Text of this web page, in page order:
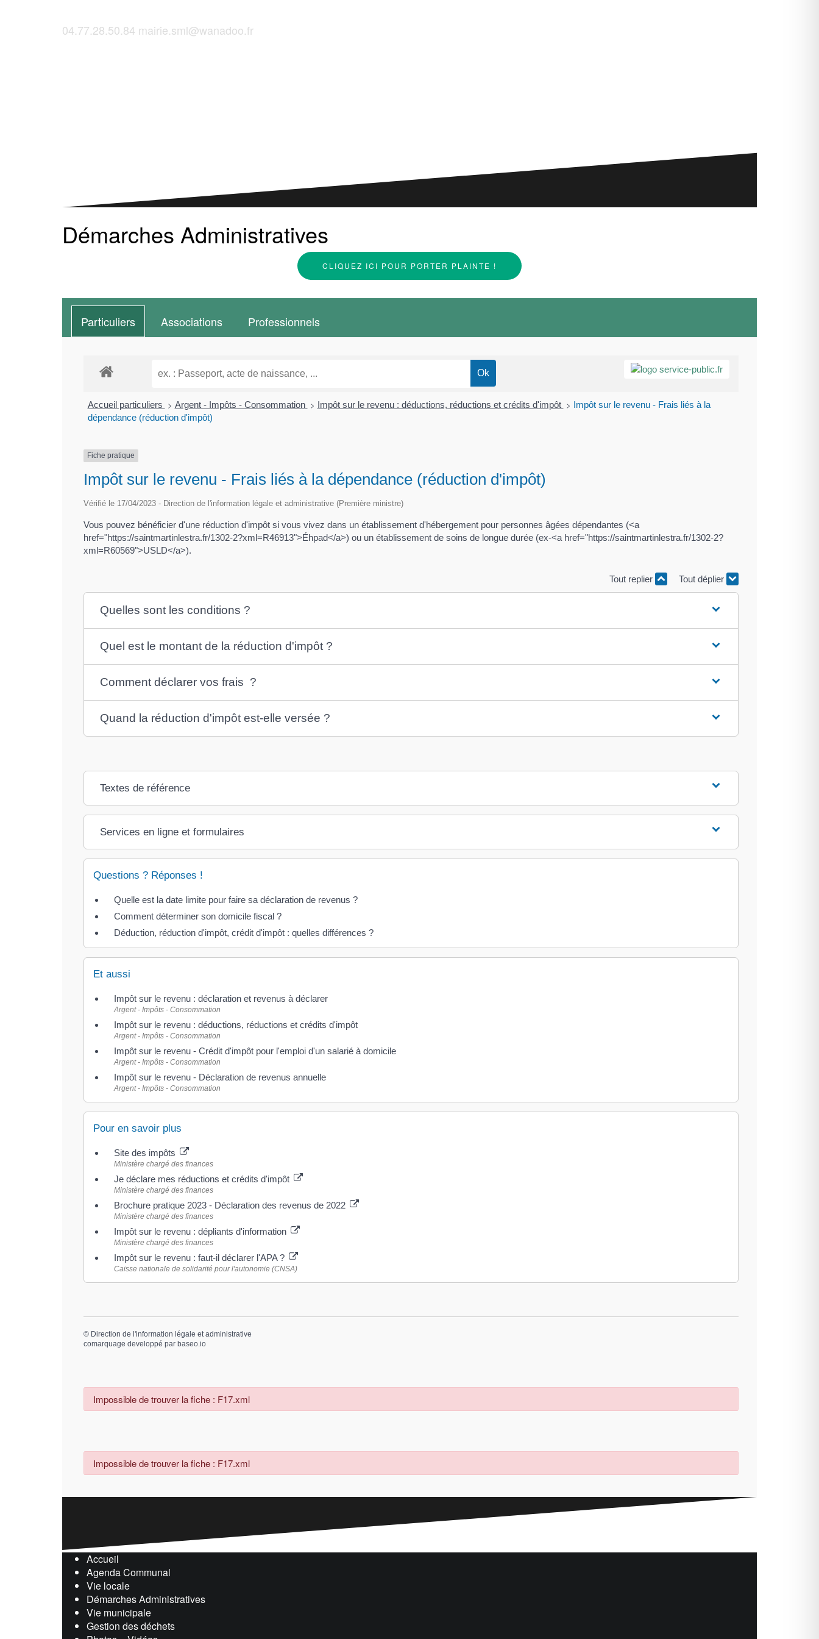
04.77.28.50.84 mairie.sml@wanadoo.fr
Démarches Administratives
CLIQUEZ ICI POUR PORTER PLAINTE !
Particuliers Associations Professionnels
Accueil particuliers > Argent - Impôts - Consommation > Impôt sur le revenu : déductions, réductions et crédits d'impôt > Impôt sur le revenu - Frais liés à la
dépendance (réduction d'impôt)
Fiche pratique
Impôt sur le revenu - Frais liés à la dépendance (réduction d'impôt)
Vérifié le 17/04/2023 - Direction de l'information légale et administrative (Première ministre)
Vous pouvez bénéficier d'une réduction d'impôt si vous vivez dans un établissement d'hébergement pour personnes âgées dépendantes (<a
href="https://saintmartinlestra.fr/1302-2?xml=R46913">Éhpad</a>) ou un établissement de soins de longue durée (ex-<a href="https://saintmartinlestra.fr/1302-2?
xml=R60569">USLD</a>).
Tout replier Tout déplier
Quelles sont les conditions ?
Quel est le montant de la réduction d'impôt ?
Comment déclarer vos frais ?
Quand la réduction d'impôt est-elle versée ?
Textes de référence
Services en ligne et formulaires
Questions ? Réponses !
Quelle est la date limite pour faire sa déclaration de revenus ?
Comment déterminer son domicile fiscal ?
Déduction, réduction d'impôt, crédit d'impôt : quelles différences ?
Et aussi
Impôt sur le revenu : déclaration et revenus à déclarer
Argent - Impôts - Consommation
Impôt sur le revenu : déductions, réductions et crédits d'impôt
Argent - Impôts - Consommation
Impôt sur le revenu - Crédit d'impôt pour l'emploi d'un salarié à domicile
Argent - Impôts - Consommation
Impôt sur le revenu - Déclaration de revenus annuelle
Argent - Impôts - Consommation
Pour en savoir plus
Site des impôts
Ministère chargé des finances
Je déclare mes réductions et crédits d'impôt
Ministère chargé des finances
Brochure pratique 2023 - Déclaration des revenus de 2022
Ministère chargé des finances
Impôt sur le revenu : dépliants d'information
Ministère chargé des finances
Impôt sur le revenu : faut-il déclarer l'APA ?
Caisse nationale de solidarité pour l'autonomie (CNSA)
© Direction de l'information légale et administrative
comarquage developpé par baseo.io
Impossible de trouver la fiche : F17.xml
Impossible de trouver la fiche : F17.xml
Accueil
Agenda Communal
Vie locale
Démarches Administratives
Vie municipale
Gestion des déchets